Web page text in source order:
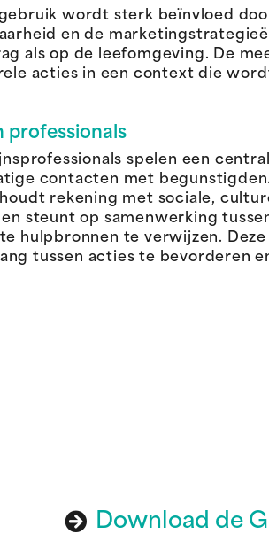
wordt sterk beïnvloed
en de
als op de leefomgeving. De
acties in een context die
professionals
spelen een
contacten met
rekening met sociale,
en steunt op samenwerking
hulpbronnen te verwijzen.
tussen acties te bevorderen
Download de